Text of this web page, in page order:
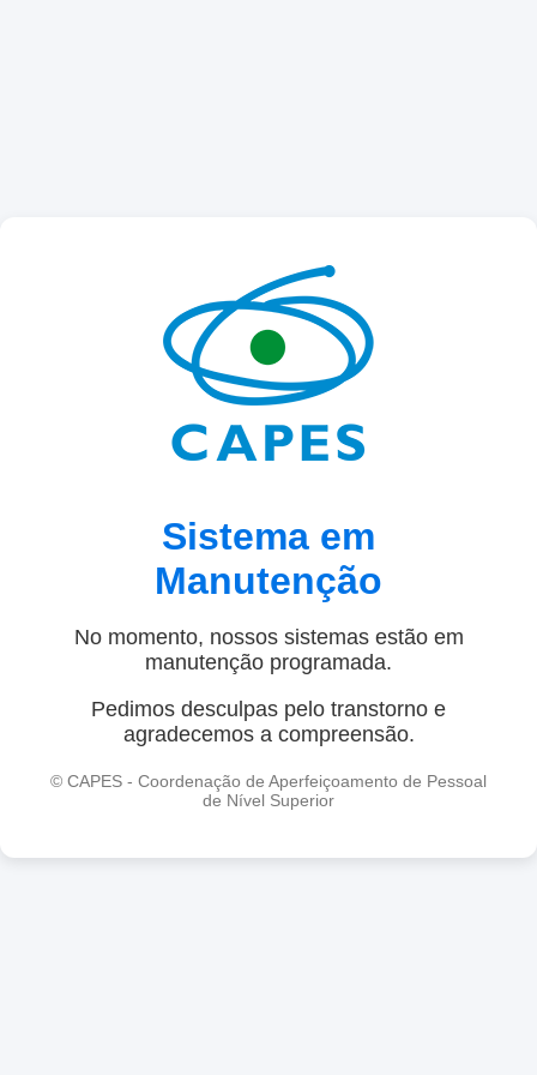
Sistema em
Manutenção
No momento, nossos sistemas estão em
manutenção programada.
Pedimos desculpas pelo transtorno e
agradecemos a compreensão.
© CAPES - Coordenação de Aperfeiçoamento de Pessoal
de Nível Superior